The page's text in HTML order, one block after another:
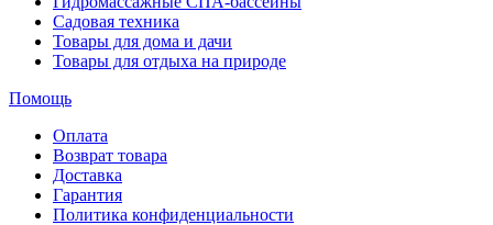
Садовая техника
Товары для дома и дачи
Товары для отдыха на природе
Помощь
Оплата
Возврат товара
Доставка
Гарантия
Политика конфиденциальности